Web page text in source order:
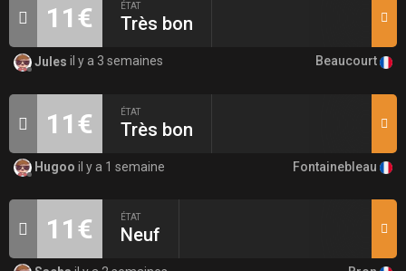
11€ ÉTAT
Très bon
Jules il y a 3 semaines Beaucourt
11€ ÉTAT
Très bon
Hugoo il y a 1 semaine Fontainebleau
11€ ÉTAT
Neuf